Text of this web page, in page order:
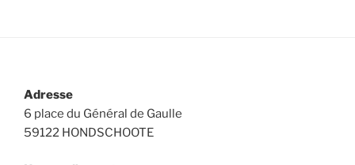
Adresse
6 place du Général de Gaulle
59122 HONDSCHOOTE